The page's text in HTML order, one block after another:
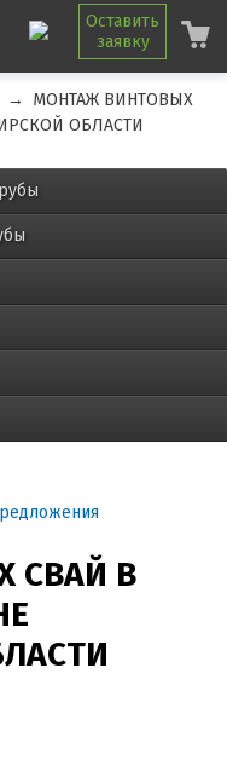
Оставить
заявку
→
МОНТАЖ ВИНТОВЫХ
ОБЛАСТИ
СВАЙ В